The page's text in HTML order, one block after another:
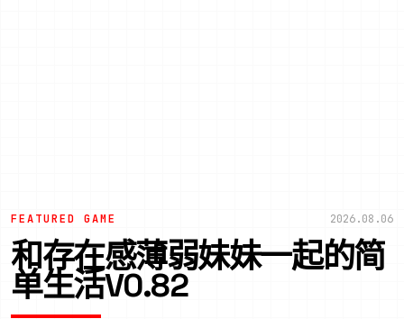
FEATURED GAME 2026.08.06
和存在感薄弱妹妹一起的简
单生活V0.82